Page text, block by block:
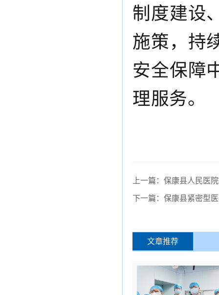
制度建设
施策，持
安全保障
理服务。
上一篇：保康县人民医
下一篇：保康县紧密型
文章推荐